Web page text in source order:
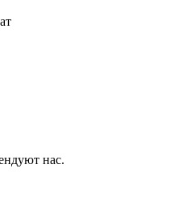
нас.